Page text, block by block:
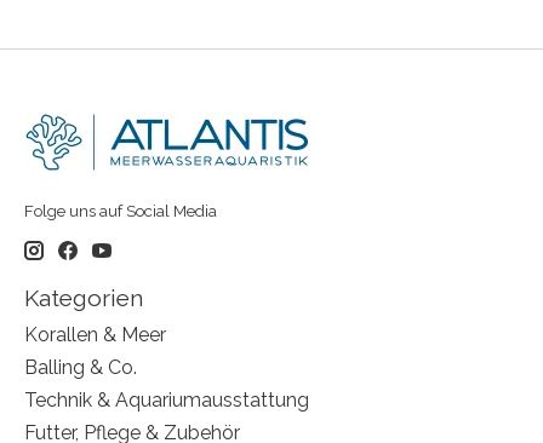
Folge uns auf Social Media
Kategorien
Korallen & Meer
Balling & Co.
Technik & Aquariumausstattung
Futter, Pflege & Zubehör